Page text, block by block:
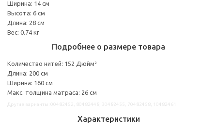
Ширина: 14 см
Высота: 6 см
Длина: 28 см
Вес: 0.74 кг
Подробнее о размере товара
Количество нитей: 152 Дюйм²
Длина: 200 см
Ширина: 160 см
Макс. толщина матраса: 26 см
Характеристики